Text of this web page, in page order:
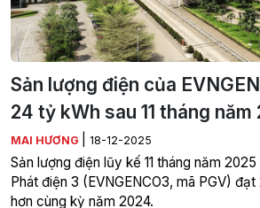
Sản lượng điện của
24 tỷ kWh sau 11 tháng năm
MAI HƯƠNG 18-12-2025
Sản lượng điện lũy kế 11 tháng năm
Phát điện 3 (EVNGENCO3, mã PGV)
hơn cùng kỳ năm 2024.